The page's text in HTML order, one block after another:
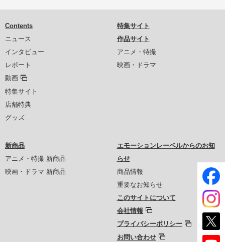
Contents
ニュース
インタビュー
レポート
動画
特集サイト
店舗特典
グッズ
特集サイト
作品サイト
アニメ・特撮
映画・ドラマ
新商品
アニメ・特撮 新商品
映画・ドラマ 新商品
エモーションレーベルからのお知
らせ
商品情報
重要なお知らせ
このサイトについて
会社情報
プライバシーポリシー
お問い合わせ